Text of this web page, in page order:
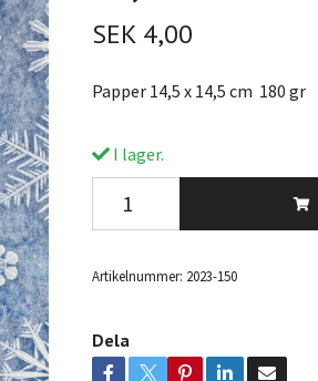
SEK 4,00
Papper 14,5 x 14,5 cm 180 gr
I lager.
Artikelnummer: 2023-150
Dela